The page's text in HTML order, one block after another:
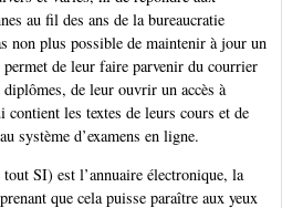
au fil des ans de la bureaucratie
non plus possible de maintenir à jour un
permet de leur faire parvenir du courrier
de leur ouvrir un accès à
contient les textes de leurs cours et de
système d’examens en ligne.
SI) est l’annuaire électronique, la
que cela puisse paraître aux yeux